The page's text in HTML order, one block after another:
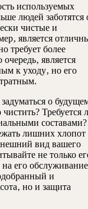
используемых
людей заботятся
чистые и
является
требует более
является
к уходу‚ но его
о
Требуется
составами?
лишних хлопот
вид вашего
не только
его
и
но и защита